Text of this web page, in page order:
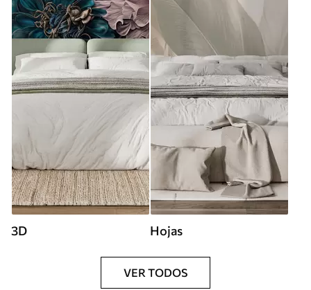
3D Hojas
VER TODOS